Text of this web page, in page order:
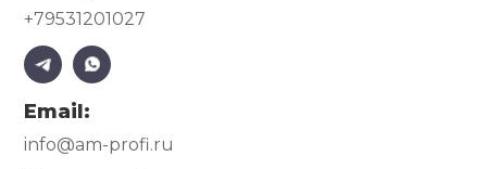
+79531201027
Email:
info@am-profi.ru